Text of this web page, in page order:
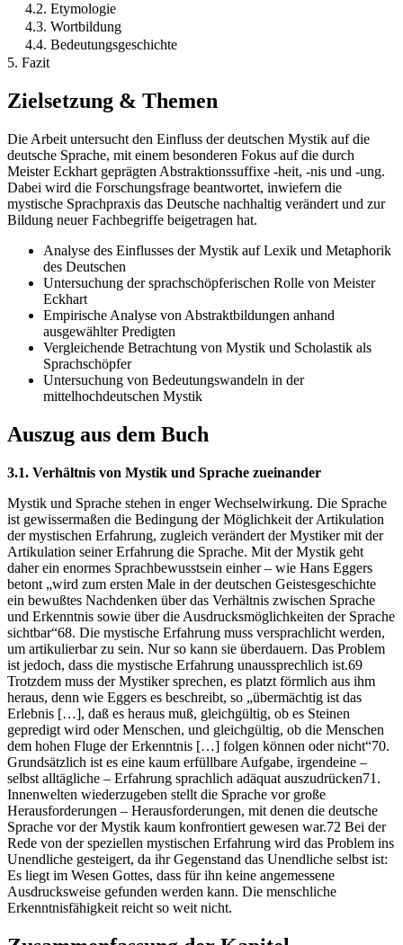
4.2. Etymologie
4.3. Wortbildung
4.4. Bedeutungsgeschichte
5. Fazit
Zielsetzung & Themen
Die Arbeit untersucht den Einfluss der deutschen Mystik auf die
deutsche Sprache, mit einem besonderen Fokus auf die durch
Meister Eckhart geprägten Abstraktionssuffixe -heit, -nis und -ung.
Dabei wird die Forschungsfrage beantwortet, inwiefern die
mystische Sprachpraxis das Deutsche nachhaltig verändert und zur
Bildung neuer Fachbegriffe beigetragen hat.
Analyse des Einflusses der Mystik auf Lexik und Metaphorik
des Deutschen
Untersuchung der sprachschöpferischen Rolle von Meister
Eckhart
Empirische Analyse von Abstraktbildungen anhand
ausgewählter Predigten
Vergleichende Betrachtung von Mystik und Scholastik als
Sprachschöpfer
Untersuchung von Bedeutungswandeln in der
mittelhochdeutschen Mystik
Auszug aus dem Buch
3.1. Verhältnis von Mystik und Sprache zueinander
Mystik und Sprache stehen in enger Wechselwirkung. Die Sprache
ist gewissermaßen die Bedingung der Möglichkeit der Artikulation
der mystischen Erfahrung, zugleich verändert der Mystiker mit der
Artikulation seiner Erfahrung die Sprache. Mit der Mystik geht
daher ein enormes Sprachbewusstsein einher – wie Hans Eggers
betont „wird zum ersten Male in der deutschen Geistesgeschichte
ein bewußtes Nachdenken über das Verhältnis zwischen Sprache
und Erkenntnis sowie über die Ausdrucksmöglichkeiten der Sprache
sichtbar“68. Die mystische Erfahrung muss versprachlicht werden,
um artikulierbar zu sein. Nur so kann sie überdauern. Das Problem
ist jedoch, dass die mystische Erfahrung unaussprechlich ist.69
Trotzdem muss der Mystiker sprechen, es platzt förmlich aus ihm
heraus, denn wie Eggers es beschreibt, so „übermächtig ist das
Erlebnis […], daß es heraus muß, gleichgültig, ob es Steinen
gepredigt wird oder Menschen, und gleichgültig, ob die Menschen
dem hohen Fluge der Erkenntnis […] folgen können oder nicht“70.
Grundsätzlich ist es eine kaum erfüllbare Aufgabe, irgendeine –
selbst alltägliche – Erfahrung sprachlich adäquat auszudrücken71.
Innenwelten wiederzugeben stellt die Sprache vor große
Herausforderungen – Herausforderungen, mit denen die deutsche
Sprache vor der Mystik kaum konfrontiert gewesen war.72 Bei der
Rede von der speziellen mystischen Erfahrung wird das Problem ins
Unendliche gesteigert, da ihr Gegenstand das Unendliche selbst ist:
Es liegt im Wesen Gottes, dass für ihn keine angemessene
Ausdrucksweise gefunden werden kann. Die menschliche
Erkenntnisfähigkeit reicht so weit nicht.